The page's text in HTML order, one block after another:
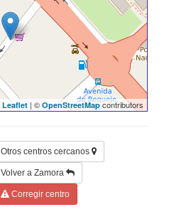
Leaflet | © OpenStreetMapcontributors
Otros centros cercanos
Volver a Zamora
Corregir centro